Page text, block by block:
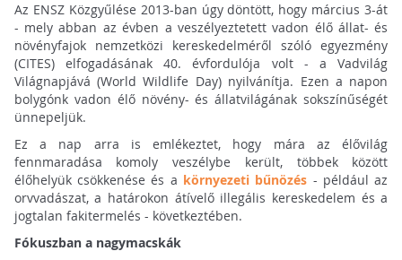
Az ENSZ Közgyűlése 2013-ban úgy döntött, hogy március 3-át
- mely abban az évben a veszélyeztetett vadon élő állat- és
növényfajok nemzetközi kereskedelméről szóló egyezmény
(CITES) elfogadásának 40. évfordulója volt - a Vadvilág
Világnapjává (World Wildlife Day) nyilvánítja. Ezen a napon
bolygónk vadon élő növény- és állatvilágának sokszínűségét
ünnepeljük.
Ez a nap arra is emlékeztet, hogy mára az élővilág
fennmaradása komoly veszélybe került, többek között
élőhelyük csökkenése és a környezeti bűnözés - például az
orvvadászat, a határokon átívelő illegális kereskedelem és a
jogtalan fakitermelés - következtében.
Fókuszban a nagymacskák